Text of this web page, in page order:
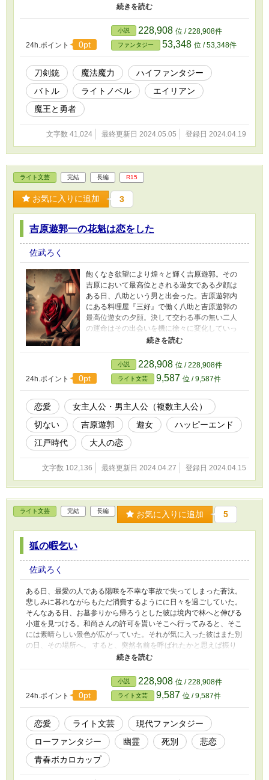
け合い、ついに決着がつくかと思われた。だがその時。突然、魔王
に貯えた力をその光線の対処に使用した。そして光線が消えたこと
で崩れた天井とその向こう側が見え始める。その光景に勇者のみな
らず魔王までもが表情をこわばらせる。視線の先では空を覆いつく
ほど大きな空飛ぶ円盤一隻と無数にの小さな空飛ぶ円盤が2人を見
下ろしていたのだ。そして固まるように空を見上げていた2人を囲
うようにエイリアンが空飛ぶ円盤から下りてきた。もう終わりかと
思われた勇者の物語。だが本当の始まりはここからだった。 アス
レラを分かつ人類と魔王軍の勢力図に新たに加わったエイリアン。
人類と魔王軍は圧倒的戦力を持つエイリアンに対処するため、休戦
協定を結び互いに手を取り合った。エイリアンという強大な敵が前
代未聞のタッグを組ませる。 ※この物語はフィクションです。実
在の団体や人物と一切関係はありません
24h.ポイント 0pt
小説 228,908 位 / 228,908件
ファンタジー 53,348 位 / 53,348件
刀剣銃 魔法魔力
ハイファンタジー
バトル
ライトノベル
エイリアン
魔王と勇者
文字数 41,024 最終更新日 2024.05.05 登録日 2024.04.19
ライト文芸 完結 長編 R15
お気に入りに追加 3
吉原遊郭一の花魁は恋をした
佐武ろく
飽くなき欲望により煌々と輝く吉原遊郭。その
吉原において最高位とされる遊女である夕顔は
ある日、八助という男と出会った。吉原遊郭内
にある料理屋『三好』で働く八助と吉原遊郭の
最高位遊女の夕顔。決して交わる事の無い二人
の運命はその出会いを機に徐々に変化していっ
た。そしていつしか夕顔の胸の中で芽生えた恋
心。だが大きく惹かれながらも遊女という立場
に邪魔をされ思い通りにはいかない。二人の恋
の行方はどうなってしまうのか。 ※この物語は
フィクションです。実在の団体や人物と一切関
係はありません。また吉原遊郭の構造や制度等
に独自のアイディアを織り交ぜていますので歴
史に実在したものとは異なる部分があります。
24h.ポイント 0pt
小説 228,908 位 / 228,908件
ライト文芸 9,587 位 / 9,587件
恋愛
女主人公・男主人公（複数主人公）
切ない
吉原遊郭 遊女
ハッピーエンド
江戸時代
大人の恋
文字数 102,136 最終更新日 2024.04.27 登録日 2024.04.15
ライト文芸 完結 長編 お気に入りに追加 5
狐の暇乞い
佐武ろく
ある日、最愛の人である陽咲を不幸な事故で失ってしまった蒼汰。
悲しみに暮れながらもただ消費するようにに日々を過ごしていた。
そんなある日、お墓参りから帰ろうとした彼は境内で林へと伸びる
小道を見つける。和尚さんの許可を貰いそこへ行ってみると、そこ
には素晴らしい景色が広がっていた。それが気に入った彼はまた別
の日、その場所へ。 すると、突然名前を呼ばれたかと思えば振り
返ったそこには、着物に狐面をした女性が立っていた。聞き馴染み
のある声で彼女は自分の事を死んだはずの陽咲だと言った。どうい
う理由があれ、彼女の名前を語るその女性に怒りすら感じる蒼汰だ
ったがその人は二人しか知らないはずの想い出を口にした。 話を
するうちに彼女が本当に陽咲だと信じ始める蒼汰。思いもよらぬ再
会に嬉々とする蒼汰だったが、陽咲にはとある願いがあった。 そ
れは「蒼汰が新しい相手を見つける事」 初めは嫌がっていた蒼汰
だったが彼女と少しでも一緒に居る為、新しい相手を探し始める。
だが段々と蒼汰の心に変化が現れ……。 余りにも愛し過ぎたが故
に感じる幸せと苦しみ。 『もしこの気持ちに悶え苦しむと分かっ
ていても、それでも僕は君に恋をする。』
24h.ポイント 0pt
小説 228,908 位 / 228,908件
ライト文芸 9,587 位 / 9,587件
恋愛 ライト文芸
現代ファンタジー
ローファンタジー
幽霊 死別
悲恋
青春ボカロカップ